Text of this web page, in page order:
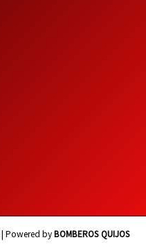
| Powered byBOMBEROS QUIJOS